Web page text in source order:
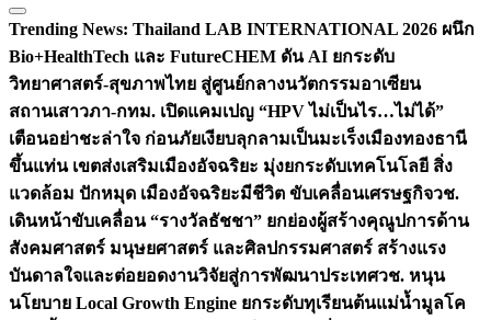
Trending News: Thailand LAB INTERNATIONAL 2026 ผนึก
Bio+HealthTech และ FutureCHEM ดัน AI ยกระดับ
วิทยาศาสตร์-สุขภาพไทย สู่ศูนย์กลางนวัตกรรมอาเซียน
สถานเสาวภา-กทม. เปิดแคมเปญ “HPV ไม่เป็นไร…ไม่ได้”
เตือนอย่าชะล่าใจ ก่อนภัยเงียบลุกลามเป็นมะเร็งเมืองทองธานี
ขึ้นแท่น เขตส่งเสริมเมืองอัจฉริยะ มุ่งยกระดับเทคโนโลยี สิ่ง
แวดล้อม ปักหมุด เมืองอัจฉริยะมีชีวิต ขับเคลื่อนเศรษฐกิจวช.
เดินหน้าขับเคลื่อน “รางวัลธัชชา” ยกย่องผู้สร้างคุณูปการด้าน
สังคมศาสตร์ มนุษยศาสตร์ และศิลปกรรมศาสตร์ สร้างแรง
บันดาลใจและต่อยอดงานวิจัยสู่การพัฒนาประเทศวช. หนุน
นโยบาย Local Growth Engine ยกระดับทุเรียนต้นแม่น้ำมูลโค